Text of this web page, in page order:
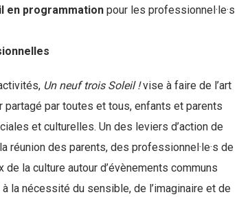
en programmation pour les professionnel·le·s
Un neuf trois Soleil !vise à faire de l’art
partagé par toutes et tous, enfants et parents
et culturelles. Un des leviers d’action de
réunion des parents, des professionnel·le·s de
la culture autour d’évènements communs
la nécessité du sensible, de l’imaginaire et de